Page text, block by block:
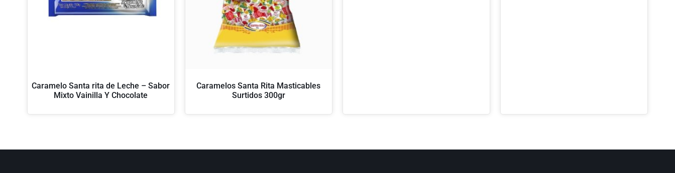
Caramelo Santa rita de Leche – Sabor
Mixto Vainilla Y Chocolate
Caramelos Santa Rita Masticables
Surtidos 300gr